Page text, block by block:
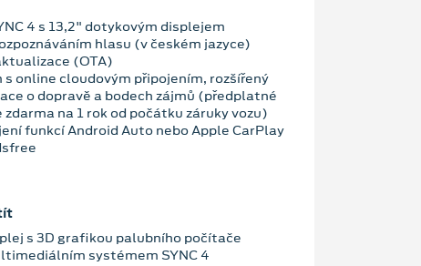
4 s 13,2" dotykovým displejem
hlasu (v českém jazyce)
(OTA)
online cloudovým připojením, rozšířený
o dopravě a bodech zájmů (předplatné
na 1 rok od počátku záruky vozu)
funkcí Android Auto nebo Apple CarPlay
s 3D grafikou palubního počítače
systémem SYNC 4